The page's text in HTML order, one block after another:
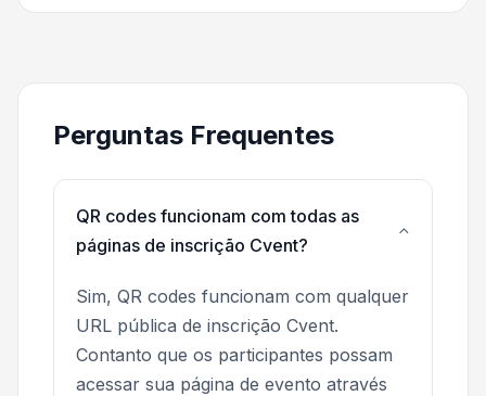
Perguntas Frequentes
QR codes funcionam com todas as
páginas de inscrição Cvent?
Sim, QR codes funcionam com qualquer
URL pública de inscrição Cvent.
Contanto que os participantes possam
acessar sua página de evento através